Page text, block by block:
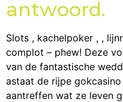
antwoord.
Slots , kachelpoker , ,
complot – phew! Deze
van de fantastische
astaat de rijpe
aantreffen wat ze leven